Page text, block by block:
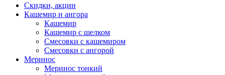
Скидки, акции
Кашемир и ангора
Кашемир
Кашемир с шелком
Смесовки с кашемиром
Смесовки с ангорой
Меринос
Меринос тонкий